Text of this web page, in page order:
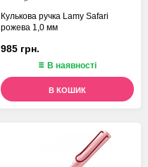
Кулькова ручка Lamy Safari
рожева 1,0 мм
985 грн.
В наявності
В КОШИК